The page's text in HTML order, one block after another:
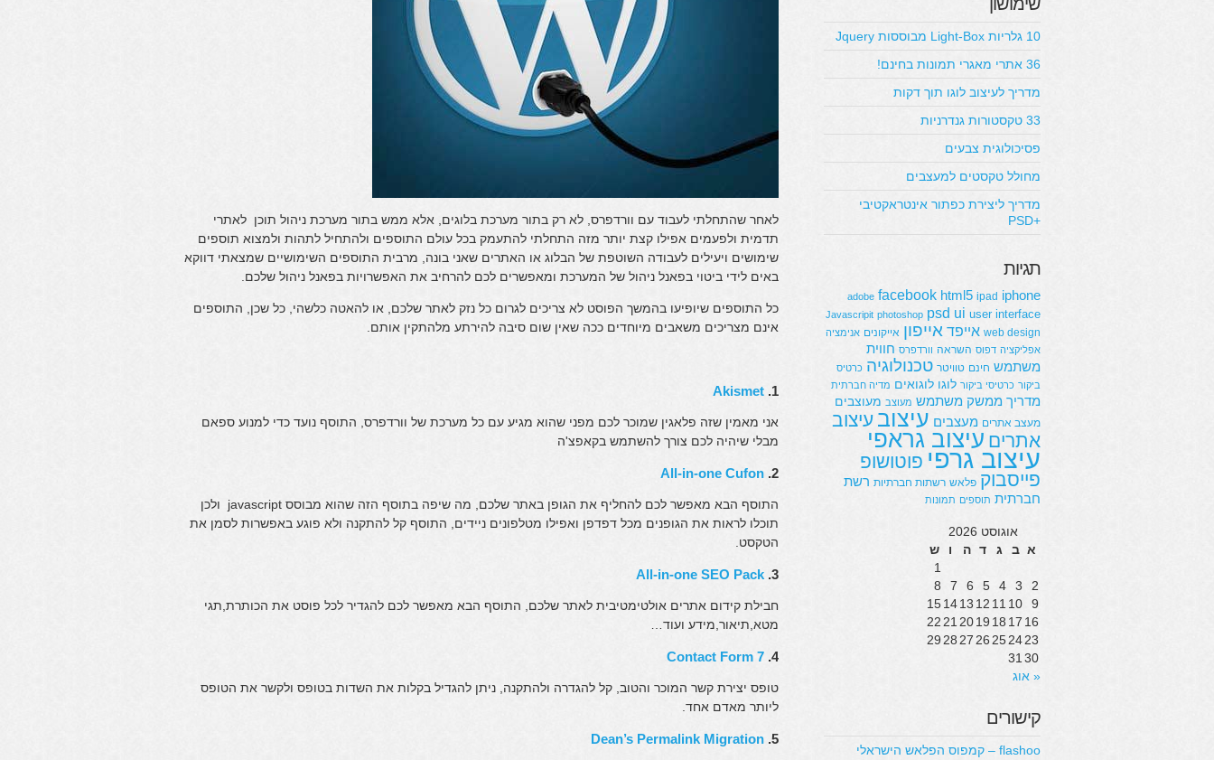
לאחר שהתחלתי לעבוד עם וורדפרס, לא רק בתור מערכת בלוגים, אלא ממש בתור מערכת ניהול תוכן לאתרי
תדמית ולפעמים אפילו קצת יותר מזה התחלתי להתעמק בכל עולם התוספים ולהתחיל לתהות ולמצוא תוספים
שימושים ויעילים לעבודה השוטפת של הבלוג או האתרים שאני בונה, מרבית התוספים השימושיים שמצאתי דווקא
באים לידי ביטוי בפאנל ניהול של המערכת ומאפשרים לכם להרחיב את האפשרויות בפאנל ניהול שלכם.
כל התוספים שיופיעו בהמשך הפוסט לא צריכים לגרום כל נזק לאתר שלכם, או להאטה כלשהי, כל שכן, התוספים
אינם מצריכים משאבים מיוחדים ככה שאין שום סיבה להירתע מלהתקין אותם.
1.
Akismet
אני מאמין שזה פלאגין שמוכר לכם מפני שהוא מגיע עם כל מערכת של וורדפרס, התוסף נועד כדי למנוע ספאם
מבלי שיהיה לכם צורך להשתמש בקאפצ'ה
2.
All-in-one Cufon
התוסף הבא מאפשר לכם להחליף את הגופן באתר שלכם, מה שיפה בתוסף הזה שהוא מבוסס javascript ולכן
תוכלו לראות את הגופנים מכל דפדפן ואפילו מטלפונים ניידים, התוסף קל להתקנה ולא פוגע באפשרות לסמן את
הטקסט.
3.
All-in-one SEO Pack
חבילת קידום אתרים אולטימטיבית לאתר שלכם, התוסף הבא מאפשר לכם להגדיר לכל פוסט את הכותרת,תגי
מטא,תיאור,מידע ועוד…
4.
Contact Form 7
טופס יצירת קשר המוכר והטוב, קל להגדרה ולהתקנה, ניתן להגדיל בקלות את השדות בטופס ולקשר את הטופס
ליותר מאדם אחד.
5.
Dean’s Permalink Migration
10 גלריות Light-Box מבוססות Jquery
36 אתרי מאגרי תמונות בחינם!
מדריך לעיצוב לוגו תוך דקות
33 טקסטורות גנדרניות
פסיכולוגית צבעים
מחולל טקסטים למעצבים
מדריך ליצירת כפתור אינטראקטיבי
+PSD
תגיות
adobe facebook html5 ipad iphone
Javascripit photoshop psd ui user interface
web design אייפד אייפון אייקונים אנימציה
אפליקציה דפוס השראה וורדפרס חווית
משתמש חינם טוויטר טכנולוגיה כרטיס
ביקור כרטיסי ביקור לוגו לוגואים מדיה חברתית
מדריך ממשק משתמש מעוצב מעוצבים
מעצב אתרים מעצבים עיצוב עיצוב
אתרים עיצוב גראפי
עיצוב גרפי פוטושופ
פייסבוק פלאש רשתות חברתיות רשת
חברתית תוספים תמונות
אוגוסט 2026
א ב ג ד ה ו
ש
1
2
3
4
5
6
7
8
9
10
11
12
13
14
15
16
17
18
19
20
21
22
23
24
25
26
27
28
29
30
31
« אוג
קישורים
flashoo – קמפוס הפלאש הישראלי